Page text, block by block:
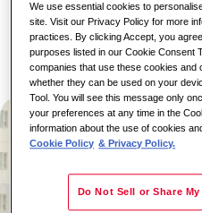
We use essential cookies to
site. Visit our Privacy Policy for more
practices. By clicking Accept, you
purposes listed in our Cookie Consent
companies that use these cookies and
whether they can be used on your
Tool. You will see this message only
your preferences at any time in the
information about the use of cookies
Cookie Policy & Privacy Policy.
Do Not Sell or Share